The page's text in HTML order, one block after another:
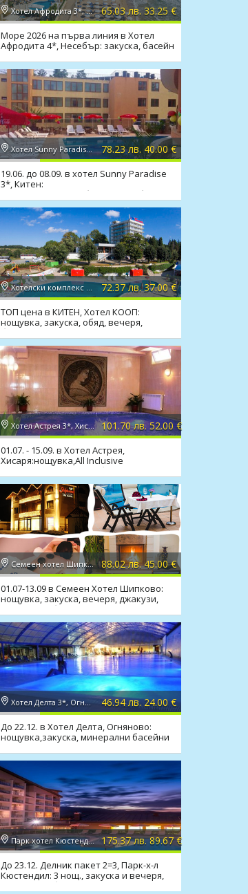
Хотел Афродита 3*, Несебър 65.03 лв. 33.25 €
Море 2026 на първа линия в Хотел
Афродита 4*, Несебър: закуска, басейн
Хотел Sunny Paradise 3*, Китен 78.23 лв. 40.00 €
19.06. до 08.09. в хотел Sunny Paradise
3*, Китен:
нощувка,закуска,обяд,вечеря, басейн
Хотелски комплекс КООП 2*, Китен 72.37 лв. 37.00 €
ТОП цена в КИТЕН, Хотел КООП:
нощувка, закуска, обяд, вечеря,
басейн, 100 м. от плажа
Хотел Астрея 3*, Хисаря 101.70 лв. 52.00 €
01.07. - 15.09. в Хотел Астрея,
Хисаря:нощувка,All Inclusive
Light,релакс зона,мин. басейн
Семеен хотел Шипково 3*, с. Шипково 88.02 лв. 45.00 €
01.07-13.09 в Семеен Хотел Шипково:
нощувка, закуска, вечеря, джакузи,
сауна, мин. басейн
Хотел Делта 3*, Огняново 46.94 лв. 24.00 €
До 22.12. в Хотел Делта, Огняново:
нощувка,закуска, минерални басейни
Парк хотел Кюстендил 4*, Кюстендил 175.37 лв. 89.67 €
До 23.12. Делник пакет 2=3, Парк-х-л
Кюстендил: 3 нощ., закуска и вечеря,
минерален басейн